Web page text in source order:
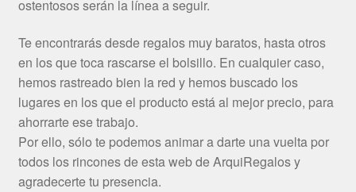
ostentosos serán la línea a seguir.
Te encontrarás desde regalos muy baratos, hasta otros
en los que toca rascarse el bolsillo. En cualquier caso,
hemos rastreado bien la red y hemos buscado los
lugares en los que el producto está al mejor precio, para
ahorrarte ese trabajo.
Por ello, sólo te podemos animar a darte una vuelta por
todos los rincones de esta web de ArquiRegalos y
agradecerte tu presencia.